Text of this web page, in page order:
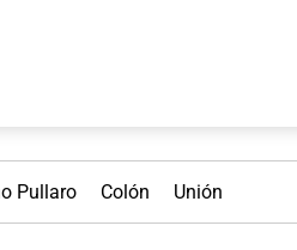
Pullaro Colón Unión